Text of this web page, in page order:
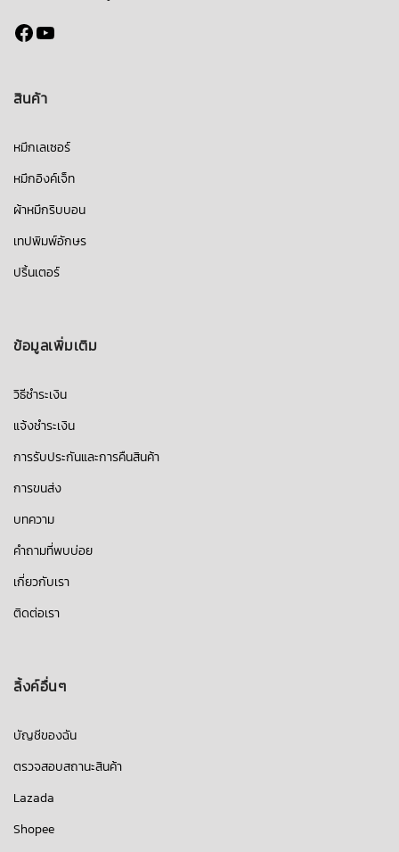
Facebook
YouTube
สินค้า
หมึกเลเซอร์
หมึกอิงค์เจ็ท
ผ้าหมึกริบบอน
เทปพิมพ์อักษร
ปริ้นเตอร์
ข้อมูลเพิ่มเติม
วิธีชำระเงิน
แจ้งชำระเงิน
การรับประกันและการคืนสินค้า
การขนส่ง
บทความ
คำถามที่พบบ่อย
เกี่ยวกับเรา
ติดต่อเรา
ลิ้งค์อื่นๆ
บัญชีของฉัน
ตรวจสอบสถานะสินค้า
Lazada
Shopee